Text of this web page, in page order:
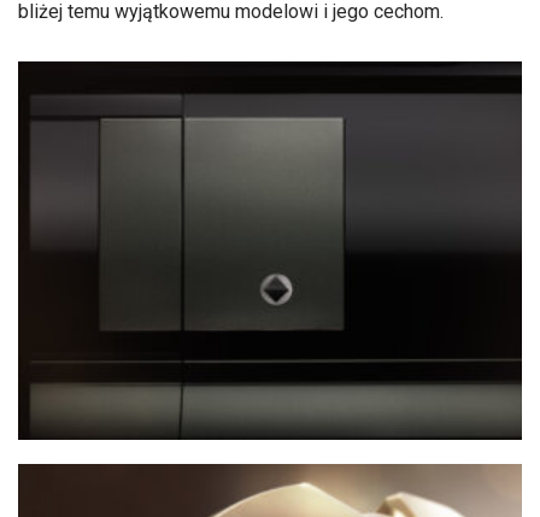
bliżej temu wyjątkowemu modelowi i jego cechom.